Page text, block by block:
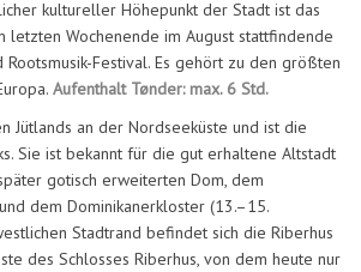
kultureller Höhepunkt der Stadt ist das
letzten Wochenende im August stattfindende
Festival. Es gehört zu den größten
Aufenthalt Tønder: max. 6 Std.
Jütlands an der Nordseeküste und ist die
Sie ist bekannt für die gut erhaltene Altstadt
gotisch erweiterten Dom, dem
dem Dominikanerkloster (13.–15.
Stadtrand befindet sich die Riberhus
des Schlosses Riberhus, von dem heute nur